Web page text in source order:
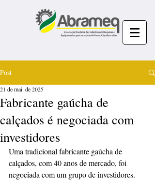
Post
Fabricante gaúcha de
calçados é negociada com
investidores
21 de mai. de 2025
Uma tradicional fabricante gaúcha de
calçados, com 40 anos de mercado, foi
negociada com um grupo de investidores.